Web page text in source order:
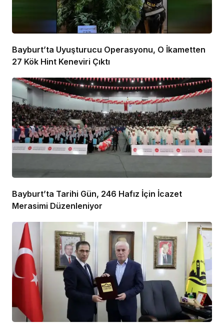
Bayburt’ta Uyuşturucu Operasyonu, O İkametten
27 Kök Hint Keneviri Çıktı
Bayburt’ta Tarihi Gün, 246 Hafız İçin İcazet
Merasimi Düzenleniyor